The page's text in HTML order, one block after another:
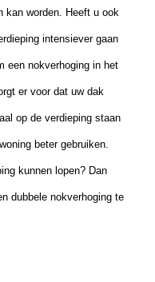
kan worden. Heeft u ook
intensiever gaan
een nokverhoging in het
er voor dat uw dak
op de verdieping staan
beter gebruiken.
kunnen lopen? Dan
dubbele nokverhoging te